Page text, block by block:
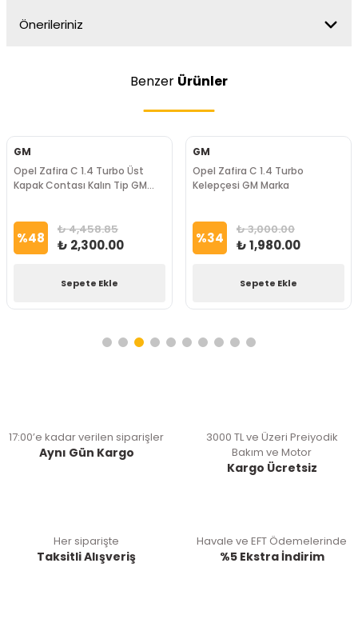
Önerileriniz
Benzer Ürünler
GM
Opel Zafira C 1.4 Turbo Üst
Kapak Contası Kalın Tip GM
%48 ₺ 4,458.85
₺ 2,300.00
Sepete Ekle
GM
Opel Zafira C 1.4 Turbo
Kelepçesi GM Marka
%34 ₺ 3,000.00
₺ 1,980.00
Sepete Ekle
17:00’e kadar verilen siparişler
Aynı Gün Kargo
3000 TL ve Üzeri Preiyodik
Bakım ve Motor
Kargo Ücretsiz
Her siparişte
Taksitli Alışveriş
Havale ve EFT Ödemelerinde
%5 Ekstra İndirim